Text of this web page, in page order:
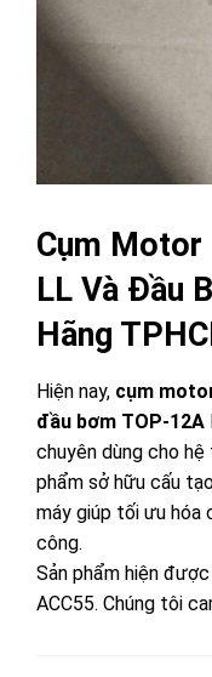
Cụm Motor
LL Và Đầu
Hãng
Hiện nay, cụm
đầu bơm TOP-12A
chuyên dùng cho
phẩm sở hữu cấu
máy giúp tối ưu hóa
công.
Sản phẩm hiện
ACC55. Chúng tôi